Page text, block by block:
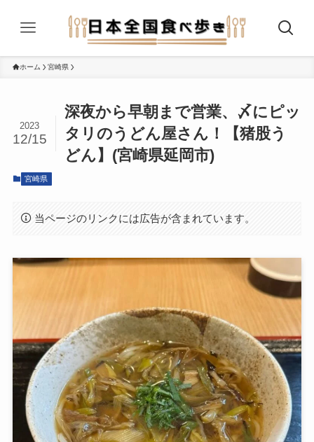
ホーム 宮崎県
深夜から早朝まで営業、〆にピッ
タリのうどん屋さん！【猪股う
どん】(宮崎県延岡市)
2023
12/15
宮崎県
当ページのリンクには広告が含まれています。